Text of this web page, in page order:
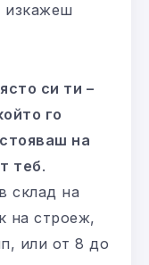
изкажеш
си ти –
го
на
теб.
склад на
на строеж,
или от 8 до